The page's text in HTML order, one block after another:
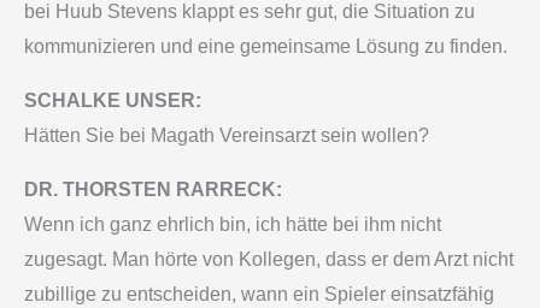
bei Huub Stevens klappt es sehr gut, die Situation zu
kommunizieren und eine gemeinsame Lösung zu finden.
SCHALKE UNSER:
Hätten Sie bei Magath Vereinsarzt sein wollen?
DR. THORSTEN RARRECK:
Wenn ich ganz ehrlich bin, ich hätte bei ihm nicht
zugesagt. Man hörte von Kollegen, dass er dem Arzt nicht
zubillige zu entscheiden, wann ein Spieler einsatzfähig